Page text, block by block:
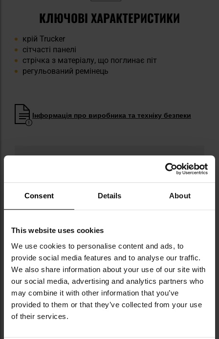
Consent Details About
This website uses cookies
We use cookies to personalise content and ads, to
provide social media features and to analyse our traffic.
We also share information about your use of our site with
our social media, advertising and analytics partners who
may combine it with other information that you’ve
provided to them or that they’ve collected from your use
of their services.
КЛЮЧОВІ ХАРАКТЕРИСТИКИ
крій Trucker
сітчасті панелі
стрічка з матеріалу, що поглинає піт
регульований ремінець
Інформація про виробника та техніку безпеки
Militaria.pl є офіційним дистриб’ютором
бренду Alpha Industries.
Alpha Industries — американський бренд,
заснований у 1959 році, який прославився
як виробник одягу для армії Сполучених
Штатів. Його найвпізнаваніші моделі —
культові куртки MA-1 і M-65, які цінують за
довговічність, практичні рішення та
військову прецизійність виконання.
Характерний червоний брелок «Remove
Before Flight» став упізнаваним символом